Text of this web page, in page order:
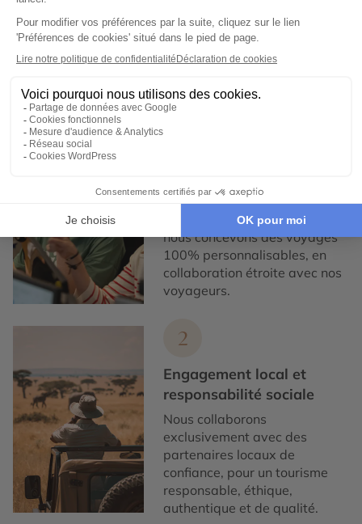
Expertise et co-construction
construction
Chez Cercle des Voyages,
nous concevons des voyages
100% personnalisables, en
collaboration étroite avec nos
voyageurs.
2
Engagement local et
responsabilité sociale
Nous collaborons
exclusivement avec des
partenaires locaux de
confiance, pour un tourisme
responsable, éthique,
authentique et de qualité.